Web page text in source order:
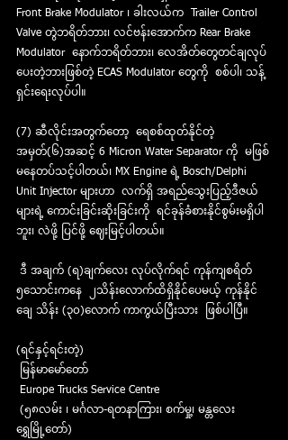
Front Brake Modulator ၊ ခါးလယ်က  Trailer Control
Valve တွဲဘရိတ်ဘား၊ လင်ဗန်းအောက်က Rear Brake
Modulator  နောက်ဘရိတ်ဘား၊ လေအိတ်တွေတင်ချလုပ်
ပေးတဲ့ဘားဖြစ်တဲ့ ECAS Modulator တွေကို  စစ်ပါ၊ သန့်
ရှင်းရေးလုပ်ပါ။
(7) ဆီလိုင်းအတွက်တော့  ရေစစ်ထုတ်နိုင်တဲ့
အမှတ်(၆)အဆင့် 6 Micron Water Separator ကို  မဖြစ်
မနေတပ်သင့်ပါတယ်၊ MX Engine ရဲ့ Bosch/Delphi
Unit Injector များဟာ  လက်ရှိ အရည်သွေးပြည့်ဒီဇယ်
များရဲ့ ကောင်းခြင်းဆိုးခြင်းကို  ရင်ခုန်ခံစားနိုင်စွမ်းမရှိပါ
ဘူး၊ လဲဖို့ ပြင်ဖို့ ဈေးမြင့်ပါတယ်။
၅သောင်းကနေ  ၂သိန်းလောက်ထိရှိနိုင်ပေမယ့် ကုန်နိုင်
ချေ သိန်း (၃၀)လောက် ကာကွယ်ပြီးသား  ဖြစ်ပါပြီ။
(ရင်နှင့်ရင်းတဲ့)
မြန်မာမော်တော်
Europe Trucks Service Centre
ရွှေမြို့တော်)